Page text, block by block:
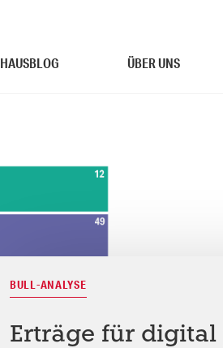
HAUSBLOG ÜBER UNS
BULL-ANALYSE
Erträge für